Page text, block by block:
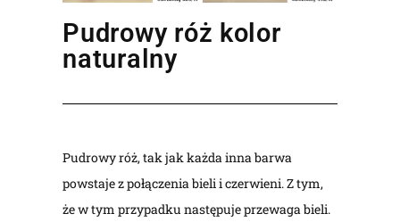
Pudrowy róż kolor
naturalny
Pudrowy róż, tak jak każda inna barwa
powstaje z połączenia bieli i czerwieni. Z tym,
że w tym przypadku następuje przewaga bieli.